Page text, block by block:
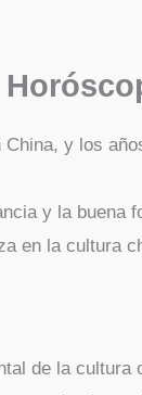
y los
y la buena
en la cultura
de la cultura